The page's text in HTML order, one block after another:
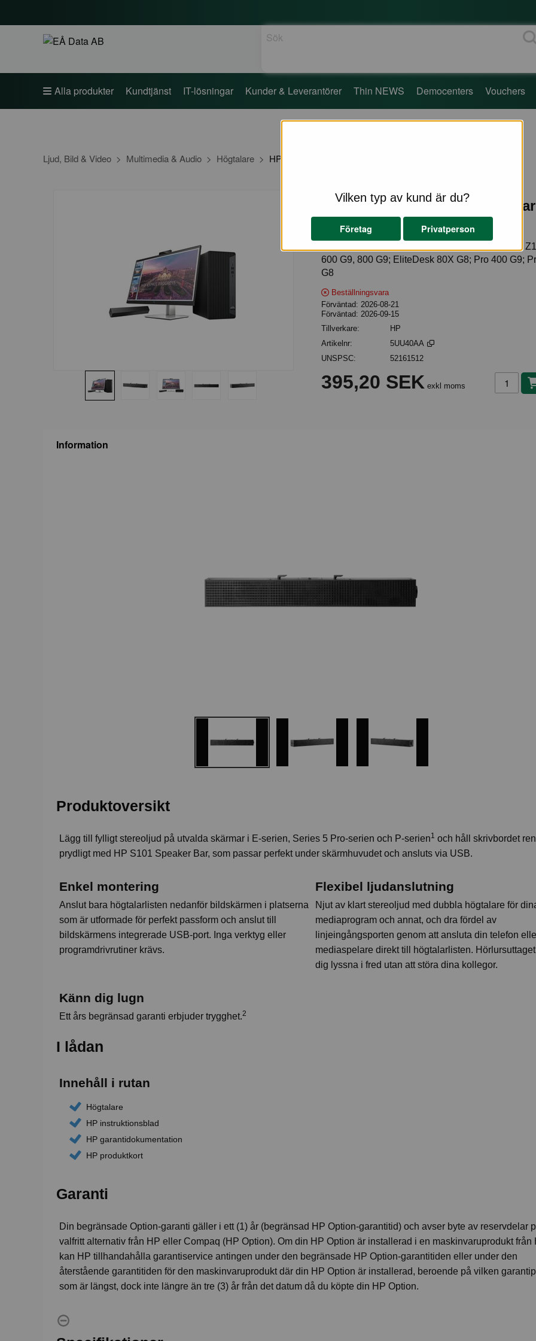
Sök
Alla produkter Kundtjänst IT-lösningar Kunder & Leverantörer Thin NEWS Democenters Vouchers
Ljud, Bild & Video Multimedia & Audio Högtalare HP
5UU40AA - HP S101 -
övervakning
2.5 Watt - svart (grillfärg - svart) - för HP 280, 34,
600 G9, 800 G9; EliteDesk 80X G8; Pro 400 G9;
G8
Beställningsvara
Förväntad 2026-08-21
Förväntad 2026-09-15
Tillverkare
HP
Artikelnr
5UU40AA
UNSPSC
52161512
395,20 SEK exkl moms
Lägg i
Information
Produktoversikt
Lägg till fylligt stereoljud på utvalda skärmar i E-serien, Series 5 Pro-serien och P-serien1 och håll skrivbordet
prydligt med HP S101 Speaker Bar, som passar perfekt under skärmhuvudet och ansluts via USB.
Enkel montering
Anslut bara högtalarlisten nedanför bildskärmen i platserna
som är utformade för perfekt passform och anslut till
bildskärmens integrerade USB-port. Inga verktyg eller
programdrivrutiner krävs.
Flexibel ljudanslutning
Njut av klart stereoljud med dubbla högtalare för
mediaprogram och annat, och dra fördel av
linjeingångsporten genom att ansluta din telefon
mediaspelare direkt till högtalarlisten.
dig lyssna i fred utan att störa dina kollegor.
Känn dig lugn
Ett års begränsad garanti erbjuder trygghet.2
I lådan
Innehåll i rutan
Högtalare
HP instruktionsblad
HP garantidokumentation
HP produktkort
Garanti
Din begränsade Option-garanti gäller i ett (1) år (begränsad HP Option-garantitid) och avser byte av reservdelar
valfritt alternativ från HP eller Compaq (HP Option). Om din HP Option är installerad i en maskinvaruprodukt från
kan HP tillhandahålla garantiservice antingen under den begränsade HP Option-garantitiden eller under den
återstående garantitiden för den maskinvaruprodukt där din HP Option är installerad, beroende på vilken
som är längst, dock inte längre än tre (3) år från det datum då du köpte din HP Option.
Vilken typ av kund är du?
Företag Privatperson